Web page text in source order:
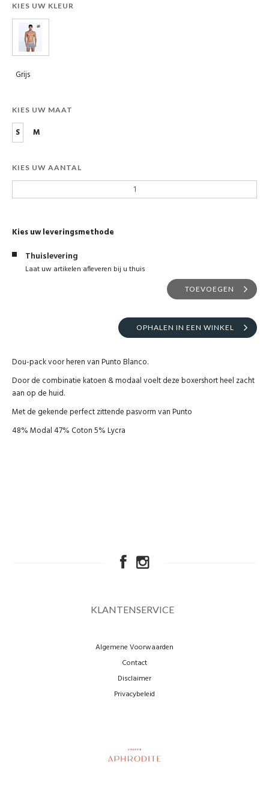
KIES UW KLEUR
Grijs
KIES UW MAAT
S M
KIES UW AANTAL
Kies uw leveringsmethode
Thuislevering
Laat uw artikelen afleveren bij u thuis
TOEVOEGEN
OPHALEN IN EEN WINKEL
Dou-pack voor heren van Punto Blanco.
Door de combinatie katoen & modaal voelt deze boxershort heel zacht
aan op de huid.
Met de gekende perfect zittende pasvorm van Punto
48% Modal 47% Coton 5% Lycra
KLANTENSERVICE
Algemene Voorwaarden
Contact
Disclaimer
Privacybeleid